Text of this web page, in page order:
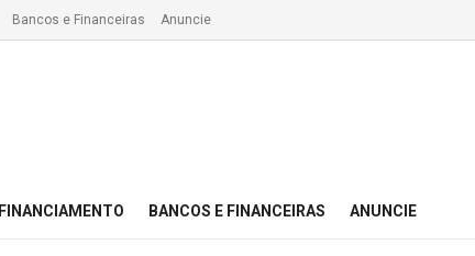
Bancos e Financeiras Anuncie
FINANCIAMENTO BANCOS E FINANCEIRAS ANUNCIE